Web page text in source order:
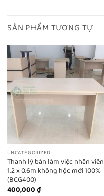
SẢN PHẨM TƯƠNG TỰ
UNCATEGORIZED
Thanh lý bàn làm việc nhân viên
1.2 x 0.6m không hộc mới 100%
(BCG400)
400,000₫